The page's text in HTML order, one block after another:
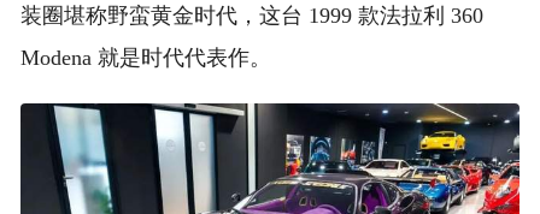
装圈堪称野蛮黄金时代，这台 1999 款法拉利 360
Modena 就是时代代表作。